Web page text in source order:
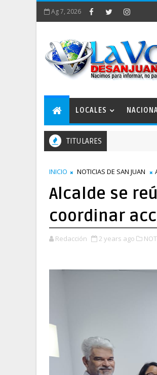
Ag 7, 2026
LOCALES
TITULARES
INICIO NOTICIAS DE SAN JUAN
Alcalde se
coordinar
Redacción 2 years ago